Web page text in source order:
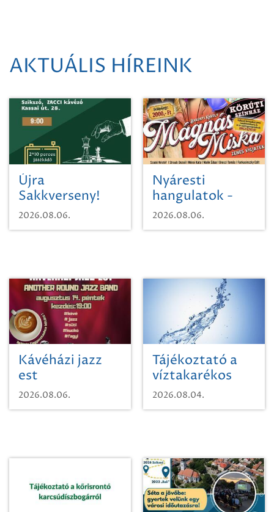
AKTUÁLIS HÍREINK
Újra
Sakkverseny!
2026.08.06.
Nyáresti
hangulatok -
Mágnás Miska
2026.08.06.
Kávéházi jazz
est
2026.08.06.
Tájékoztató a
víztakarékos
vízhasználatról
2026.08.04.